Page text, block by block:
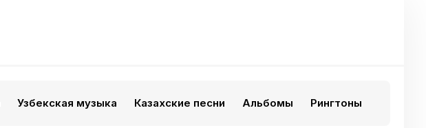
Узбекская музыка Казахские песни Альбомы Рингтоны